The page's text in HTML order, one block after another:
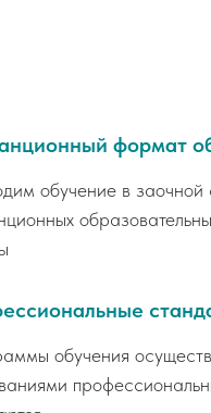
формат
обучение в
обучения